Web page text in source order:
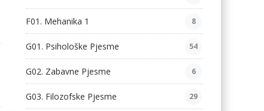
F01. Mehanika 1 8
G01. Psihološke Pjesme 54
G02. Zabavne Pjesme 6
G03. Filozofske Pjesme 29